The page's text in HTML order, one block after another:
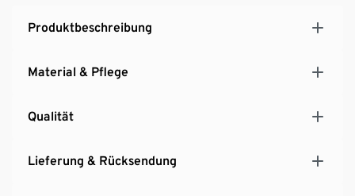
Produktbeschreibung
Material & Pflege
Qualität
Lieferung & Rücksendung